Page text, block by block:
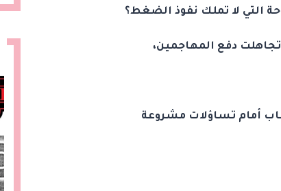
التي لا تملك نفوذ الضغط؟
دفع المهاجمين،
أمام تساؤلات مشروعة